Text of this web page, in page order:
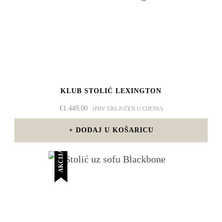
KLUB STOLIĆ LEXINGTON
€1.449,00 (PDV UKLJUČEN U CIJENU)
DODAJ U KOŠARICU
AKCIJA!